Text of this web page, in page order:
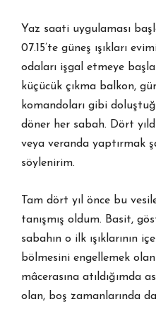
Yaz saati uygulaması
07.15’te güneş ışıkları
odaları işgal etmeye
küçücük çıkma balkon,
komandoları gibi
döner her sabah. Dört
veya veranda yaptırmak
söylenirim.
Tam dört yıl önce bu
tanışmış oldum. Basit,
sabahın o ilk ışıklarının
bölmesini engellemek
mâcerasına atıldığımda
olan, boş zamanlarında